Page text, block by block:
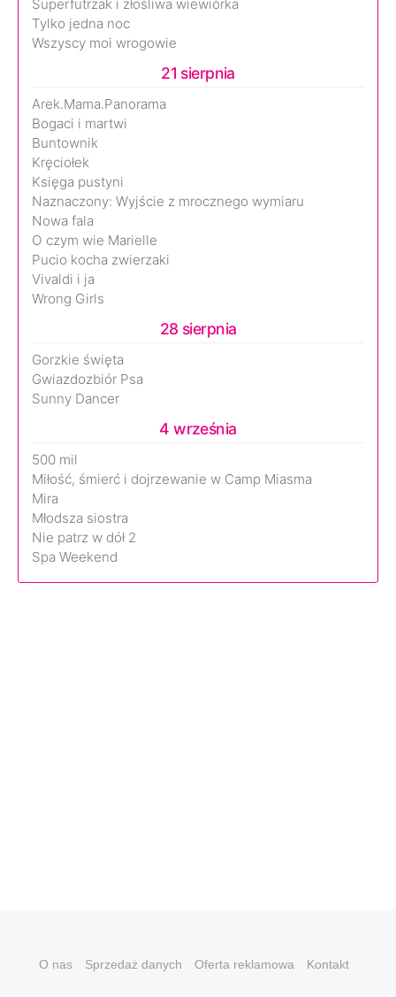
Superfutrzak i złośliwa wiewiórka
Tylko jedna noc
Wszyscy moi wrogowie
21 sierpnia
Arek.Mama.Panorama
Bogaci i martwi
Buntownik
Kręciołek
Księga pustyni
Naznaczony: Wyjście z mrocznego wymiaru
Nowa fala
O czym wie Marielle
Pucio kocha zwierzaki
Vivaldi i ja
Wrong Girls
28 sierpnia
Gorzkie święta
Gwiazdozbiór Psa
Sunny Dancer
4 września
500 mil
Miłość, śmierć i dojrzewanie w Camp Miasma
Mira
Młodsza siostra
Nie patrz w dół 2
Spa Weekend
O nas Sprzedaż danych Oferta reklamowa Kontakt